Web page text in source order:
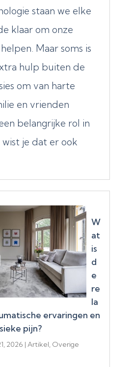
staan we elke
klaar om onze
Maar soms is
hulp buiten de
om van harte
en vrienden
belangrijke rol in
wist je dat er ook
W
at
is
d
e
re
la
ervaringen en
pijn?
2026 | Artikel, Overige